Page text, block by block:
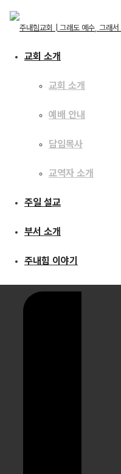
교회 소개
교회 소개
교역자 소개
주일 설교
부서 소개
주내힘 이야기
교회 소개
교회 소개
예배 안내
담임목사
교역자 소개
주일 설교
부서 소개
주내힘 이야기
주일 설교
[19.07.07]
사명